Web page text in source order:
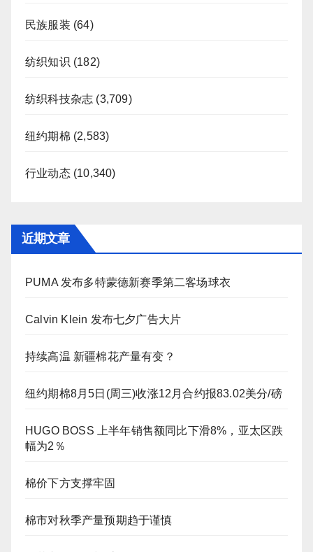
民族服装 (64)
纺织知识 (182)
纺织科技杂志 (3,709)
纽约期棉 (2,583)
行业动态(10,340)
近期文章
PUMA 发布多特蒙德新赛季第二客场球衣
Calvin Klein 发布七夕广告大片
持续高温 新疆棉花产量有变？
纽约期棉8月5日(周三)收涨12月合约报83.02美分/磅
HUGO BOSS 上半年销售额同比下滑8%，亚太区跌
幅为2％
棉价下方支撑牢固
棉市对秋季产量预期趋于谨慎